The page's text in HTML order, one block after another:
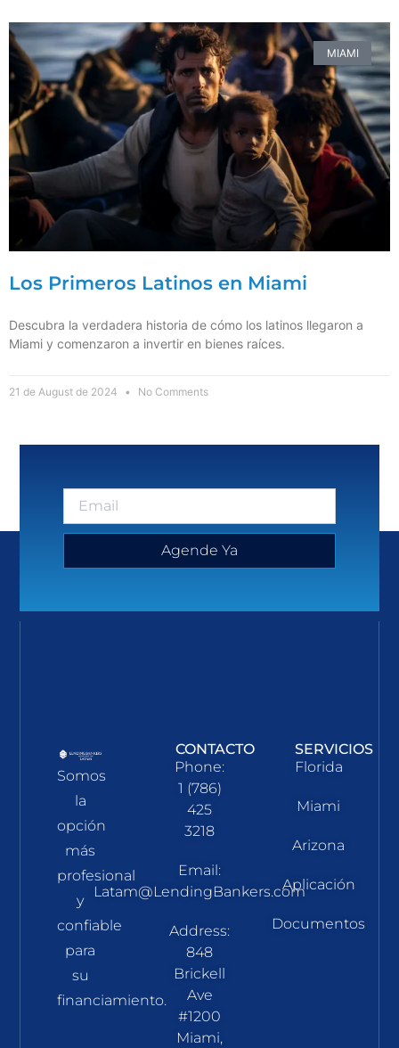
MIAMI
Los Primeros Latinos en Miami
Descubra la verdadera historia de cómo los latinos llegaron a
Miami y comenzaron a invertir en bienes raíces.
21 de August de 2024 No Comments
Agende Ya
Somos
la
opción
más
profesional
y
confiable
para
su
financiamiento.
CONTACTO
Phone:
1 (786)
425
3218
Email:
Latam@LendingBankers.com
Address:
848
Brickell
Ave
#1200
Miami,
SERVICIOS
Florida
Miami
Arizona
Aplicación
Documentos